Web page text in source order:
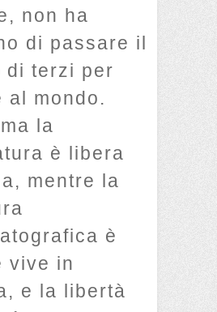
non ha
di passare il
di terzi per
al mondo.
la
è libera
mentre la
è
vive in
e la libertà